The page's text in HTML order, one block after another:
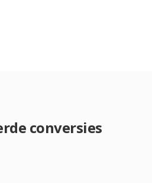
conversies